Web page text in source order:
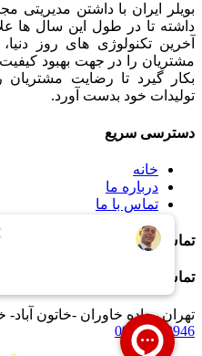
بویلر ایران با داشتن
داشته تا در طول این سال ها
آخرین تکنولوژی های روز
مشتریان را در جهت بهبود کیفیت
بکار گیرد تا رضایت مشتریان
تولیدات خود بدست آورد.
دسترسی سریع
خانه
درباره ما
تماس با ما
تماس با ما
تماس با ما
تهران -جاده خاوران -خاتون آباد-
09121233946